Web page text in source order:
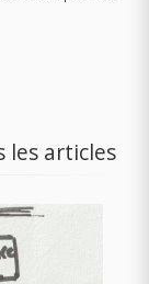
les articles